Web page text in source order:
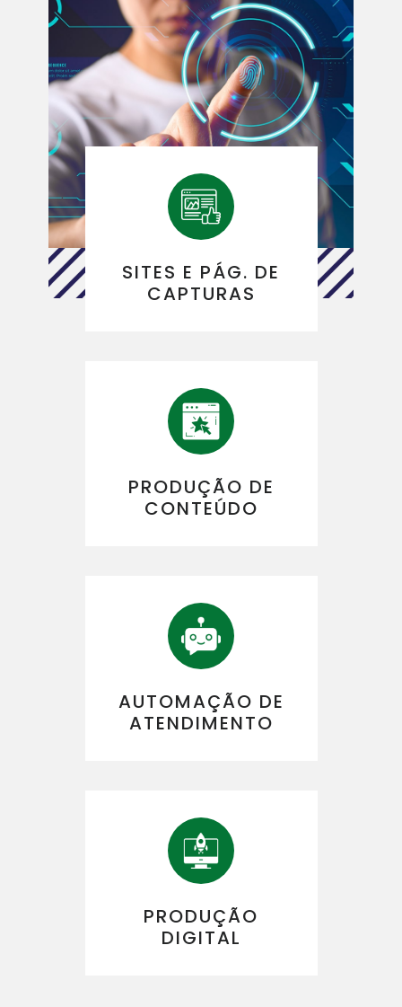
SITES E PÁG. DE
CAPTURAS
PRODUÇÃO DE
CONTEÚDO
AUTOMAÇÃO DE
ATENDIMENTO
PRODUÇÃO
DIGITAL